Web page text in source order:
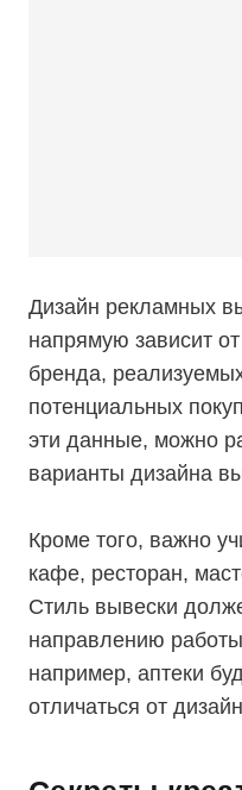
Дизайн рекламных
напрямую зависит
бренда,
потенциальных
эти данные, можно
варианты дизайна
Кроме того, важно
кафе, ресторан,
Стиль вывески
направлению
например, аптеки
отличаться от